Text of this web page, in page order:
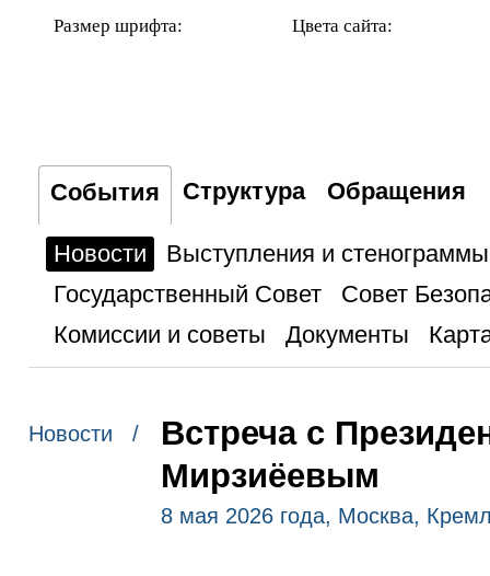
Размер шрифта: Цвета сайта:
События Структура Обращения
Новости
Выступления и стенограммы
Государственный Совет
Совет
Комиссии и советы
Документы
Новости /
Встреча с
Мирзиёевым
8 мая 2026 года, Москва,